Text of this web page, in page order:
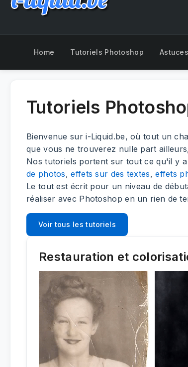
Home Tutoriels Photoshop Astuces
Tutoriels
Bienvenue sur i-Liquid.be, où tout un
que vous ne trouverez nulle part
Nos tutoriels portent sur tout ce qu'il y
de photos,effets sur des textes,effets
Le tout est écrit pour un niveau de
réaliser avec Photoshop en un rien de
Voir tous les tutoriels
Restauration et